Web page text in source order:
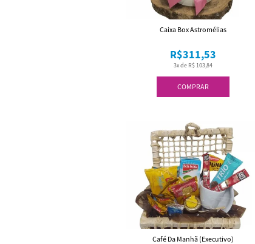
COMPRAR
3x de R$ 103,84
R$311,53
Caixa Box Astromélias
Café Da Manhã (Executivo)